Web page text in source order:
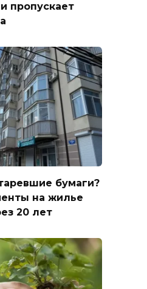
пропускает
бумаги?
на жилье
20 лет